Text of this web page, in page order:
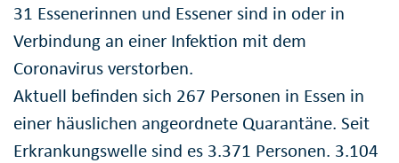
31 Essenerinnen und Essener sind in oder in
Verbindung an einer Infektion mit dem
Coronavirus verstorben.
Aktuell befinden sich 267 Personen in Essen in
einer häuslichen angeordnete Quarantäne. Seit
Erkrankungswelle sind es 3.371 Personen. 3.104